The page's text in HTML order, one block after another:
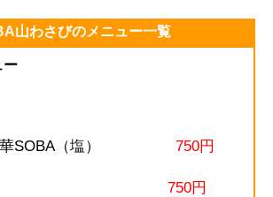
山わさびのメニュー一覧
ー
中華SOBA（塩） 750円
塩 750円